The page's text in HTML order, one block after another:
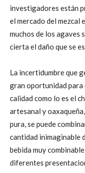
investigadores están
el mercado del mezcal
muchos de los agaves
cierta el daño que se
La incertidumbre que
gran oportunidad para
calidad como lo es el
artesanal y
pura, se puede
cantidad inimaginable
bebida muy
diferentes